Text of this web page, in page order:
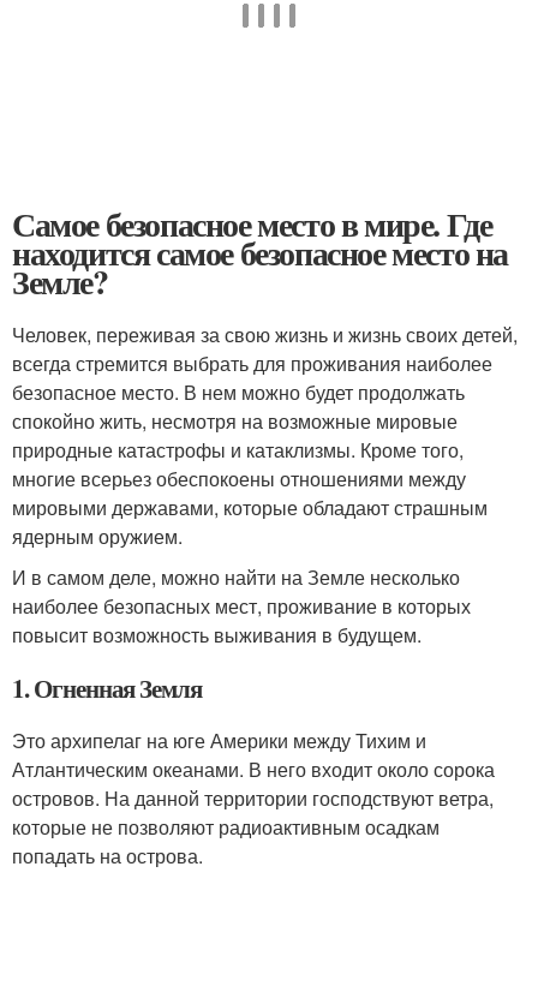
Самое безопасное место в мире. Где
находится самое безопасное место на
Земле?
Человек, переживая за свою жизнь и жизнь своих детей,
всегда стремится выбрать для проживания наиболее
безопасное место. В нем можно будет продолжать
спокойно жить, несмотря на возможные мировые
природные катастрофы и катаклизмы. Кроме того,
многие всерьез обеспокоены отношениями между
мировыми державами, которые обладают страшным
ядерным оружием.
И в самом деле, можно найти на Земле несколько
наиболее безопасных мест, проживание в которых
повысит возможность выживания в будущем.
1. Огненная Земля
Это архипелаг на юге Америки между Тихим и
Атлантическим океанами. В него входит около сорока
островов. На данной территории господствуют ветра,
которые не позволяют радиоактивным осадкам
попадать на острова.